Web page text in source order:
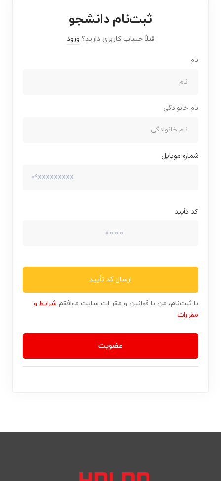
ثبت‌نام دانشجو
قبلاً حساب کاربری دارید؟ ورود
نام
نام خانوادگی
شماره موبایل
کد تأیید
ارسال کد تأیید
با ثبت‌نام، من با قوانین و مقررات سایت موافقم شرایط و
مقررات
عضویت